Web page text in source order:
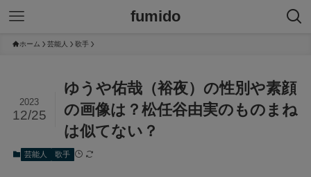
fumido
ホーム 芸能人 歌手
ゆうや佑哉（裕夜）の性別や素顔
の画像は？松任谷由実のものまね
は似てない？
2023
12/25
芸能人 歌手